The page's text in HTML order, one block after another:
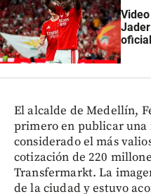
El alcalde de Medellín,
primero en publicar
considerado el más
cotización de 220
Transfermarkt. La
de la ciudad y estuvo